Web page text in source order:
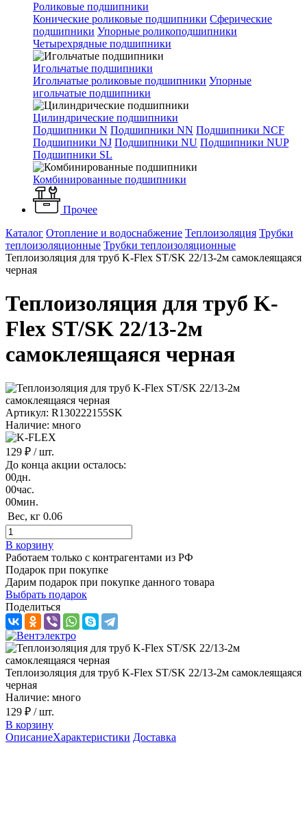
Роликовые подшипники
Конические роликовые подшипники Сферические
подшипники Упорные роликоподшипники
Четырехрядные подшипники
Игольчатые подшипники
Игольчатые роликовые подшипники Упорные
игольчатые подшипники
Цилиндрические подшипники
Подшипники N Подшипники NN Подшипники NCF
Подшипники NJ Подшипники NU Подшипники NUP
Подшипники SL
Комбинированные подшипники
Прочее
Каталог Отопление и водоснабжение Теплоизоляция Трубки
теплоизоляционные Трубки теплоизоляционные
Теплоизоляция для труб K-Flex ST/SK 22/13-2м самоклеящаяся
черная
Теплоизоляция для труб K-
Flex ST/SK 22/13-2м
самоклеящаяся черная
Артикул: R130222155SK
Наличие: много
129 ₽ / шт.
До конца акции осталось:
00дн.
00час.
00мин.
Вес, кг 0.06
В корзину
Работаем только с контрагентами из РФ
Подарок при покупке
Дарим подарок при покупке данного товара
Выбрать подарок
Поделиться
Теплоизоляция для труб K-Flex ST/SK 22/13-2м самоклеящаяся
черная
Наличие: много
129 ₽ / шт.
В корзину
ОписаниеХарактеристики Доставка